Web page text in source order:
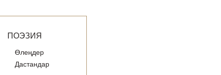
ПОЭЗИЯ
Өлеңдер
Дастандар